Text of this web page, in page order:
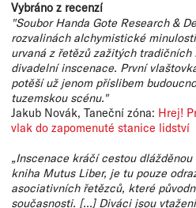
Vybráno z recenzí
"Soubor Handa Gote Research &
rozvalinách alchymistické
urvaná z řetězů zažitých
divadelní inscenace. První
potěší už jenom příslibem
tuzemskou scénu."
Jakub Novák, Taneční zóna: Hrej!
vlak do zapomenuté stanice lidství
„Inscenace kráčí cestou
kniha Mutus Liber, je tu pouze
asociativních řetězců, které
současnosti. [...] Diváci jsou